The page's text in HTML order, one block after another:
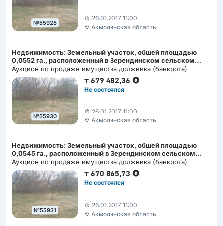
№55928
26.01.2017 11:00
Акмолинская область
Недвижимость: Земельный участок, обшей площадью
0,0552 га., расположенный в Зерендинском сельском
округе Акмолинской области
Аукцион по продаже имущества должника (банкрота)
№55930
₸679 482,36
Не состоялся
26.01.2017 11:00
Акмолинская область
Недвижимость: Земельный участок, обшей площадью
0,0545 га., расположенный в Зерендинском сельском
округе Акмолинской области
Аукцион по продаже имущества должника (банкрота)
№55931
₸670 865,73
Не состоялся
26.01.2017 11:00
Акмолинская область